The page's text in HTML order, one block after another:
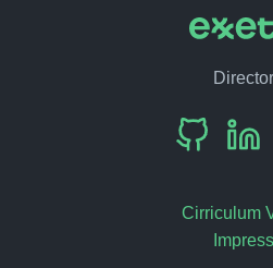
Director
Cirriculum
Impress